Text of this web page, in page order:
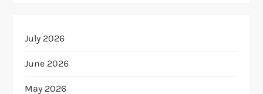
July 2026
June 2026
May 2026